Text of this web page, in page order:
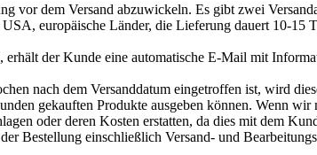
vor dem Versand abzuwickeln. Es gibt zwei
europäische Länder, die Lieferung dauert 10-15
erhält der Kunde eine automatische E-Mail mit
nach dem Versanddatum eingetroffen ist, wird
gekauften Produkte ausgeben können. Wenn
oder deren Kosten erstatten, da dies mit dem
Bestellung einschließlich Versand- und